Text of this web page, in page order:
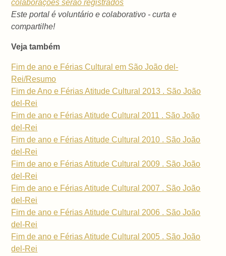
colaborações serão registrados
Este portal é voluntário e colaborativo - curta e
compartilhe!
Veja também
Fim de ano e Férias Cultural em São João del-
Rei/Resumo
Fim de Ano e Férias Atitude Cultural 2013 . São João
del-Rei
Fim de ano e Férias Atitude Cultural 2011 . São João
del-Rei
Fim de ano e Férias Atitude Cultural 2010 . São João
del-Rei
Fim de ano e Férias Atitude Cultural 2009 . São João
del-Rei
Fim de ano e Férias Atitude Cultural 2007 . São João
del-Rei
Fim de ano e Férias Atitude Cultural 2006 . São João
del-Rei
Fim de ano e Férias Atitude Cultural 2005 . São João
del-Rei